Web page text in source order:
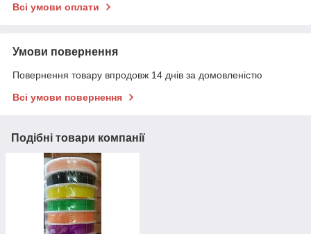
Всі умови оплати
Умови повернення
Повернення товару впродовж 14 днів за домовленістю
Всі умови повернення
Подібні товари компанії